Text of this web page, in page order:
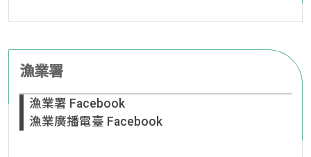
漁業署
漁業署 Facebook
漁業廣播電臺 Facebook